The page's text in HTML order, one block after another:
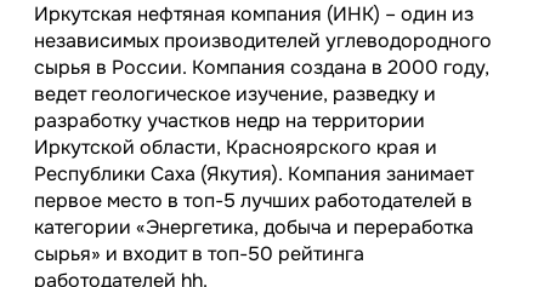
Иркутская нефтяная компания (ИНК) – один из
независимых производителей углеводородного
сырья в России. Компания создана в 2000 году,
ведет геологическое изучение, разведку и
разработку участков недр на территории
Иркутской области, Красноярского края и
Республики Саха (Якутия). Компания занимает
первое место в топ-5 лучших работодателей в
категории «Энергетика, добыча и переработка
сырья» и входит в топ-50 рейтинга
работодателей hh.